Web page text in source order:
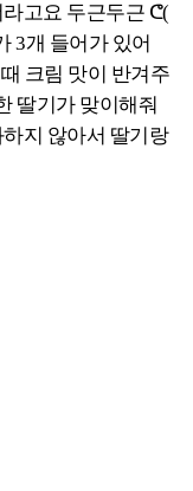
고요 두근두근 ᕦ(
3개 들어가 있어
크림 맛이 반겨주
딸기가 맞이해줘
지 않아서 딸기랑